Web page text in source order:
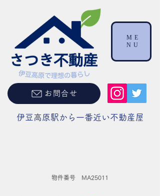
伊豆高原駅から一番近い不動産屋
お問合せ
ME
NU
物件番号 MA25011